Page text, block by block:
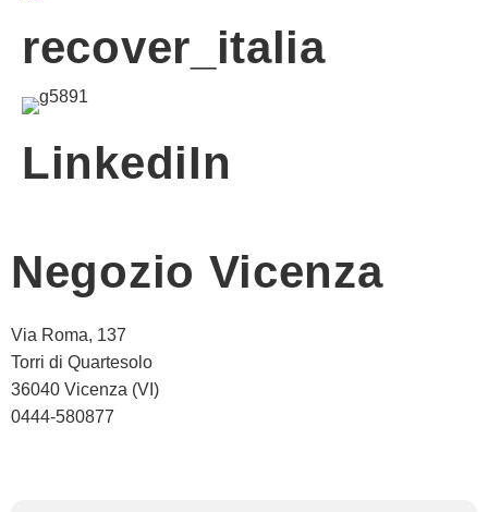
recover_italia
LinkediIn
Negozio Vicenza
Via Roma, 137
Torri di Quartesolo
36040 Vicenza (VI)
0444-580877